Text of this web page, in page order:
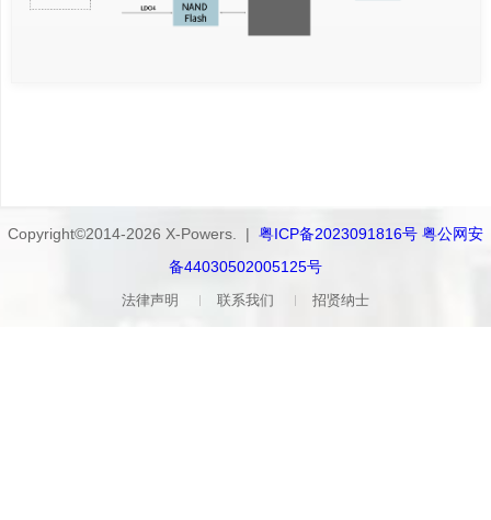
Copyright©2014-2026 X-Powers. | 粤ICP备2023091816号 粤公网安
备44030502005125号
法律声明 联系我们 招贤纳士